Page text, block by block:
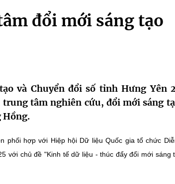
đổi mới sáng tạo
và Chuyển đổi số tỉnh Hưng Yên
tâm nghiên cứu, đổi mới sáng
Hồng.
phối hợp với Hiệp hội Dữ liệu Quốc gia tổ chức
với chủ đề "Kinh tế dữ liệu - thúc đẩy đổi mới sáng